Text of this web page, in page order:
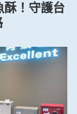
酥！守護台